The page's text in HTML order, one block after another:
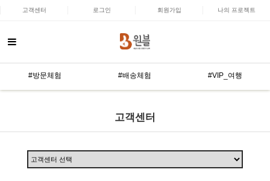
고객센터 로그인 회원가입 나의 프로젝트
#방문체험 #배송체험 #VIP_여행
고객센터